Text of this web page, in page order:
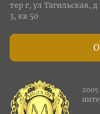
тер г, ул Тагильская, д
3, кв 50